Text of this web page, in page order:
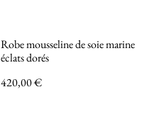
Robe mousseline de soie marine
éclats dorés
420,00 €